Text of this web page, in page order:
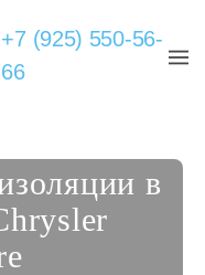
+7 (925) 550-56-
66
в